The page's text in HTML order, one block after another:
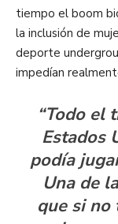
tiempo el boom
la inclusión de
deporte
impedían
“Todo el
Estados
podía
Una de
que si no